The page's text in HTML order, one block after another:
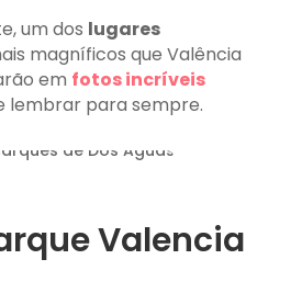
um dos lugares
magníficos que Valência
em fotos incríveis
lembrar para sempre.
Valencia